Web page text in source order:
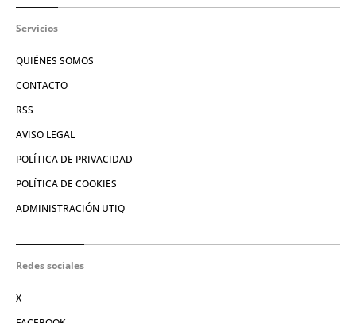
Servicios
QUIÉNES SOMOS
CONTACTO
RSS
AVISO LEGAL
POLÍTICA DE PRIVACIDAD
POLÍTICA DE COOKIES
ADMINISTRACIÓN UTIQ
Redes sociales
X